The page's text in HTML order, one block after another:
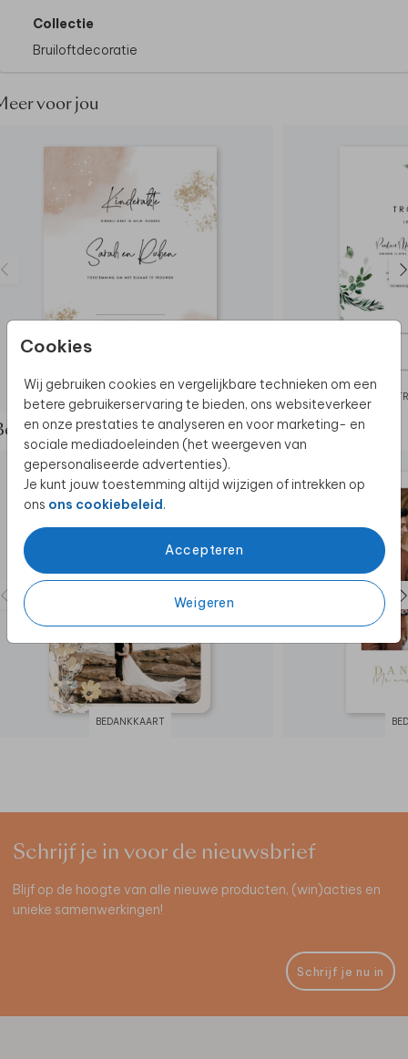
Cookies
Wij gebruiken cookies en vergelijkbare technieken om een
betere gebruikerservaring te bieden, ons websiteverkeer
en onze prestaties te analyseren en voor marketing- en
sociale mediadoeleinden (het weergeven van
gepersonaliseerde advertenties).
Je kunt jouw toestemming altijd wijzigen of intrekken op
ons ons cookiebeleid.
Accepteren
Weigeren
er is ruimte om eigen foto's toe te voegen.
Good to know:
geproduceerd dan jullie trouwkaarten: de kleuren
kunnen dus nét wat anders uitpakken.
Dit product maakt deel uit van
deze stijl.
Collectie
Bruiloftdecoratie
voor jou
KINDERAKTE
de complete set
BEDANKKAART
Schrijf je in voor de nieuwsbrief
Blijf op de hoogte van alle nieuwe producten, (win)acties en
unieke samenwerkingen!
Schrijf je nu in